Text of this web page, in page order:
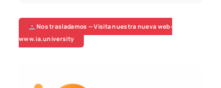
Nos trasladamos — Visita nuestra nueva web:
www.ia.university